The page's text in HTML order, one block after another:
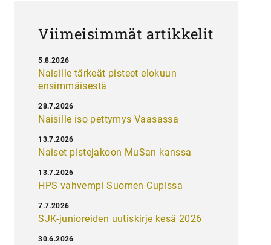
Viimeisimmät artikkelit
Naisille tärkeät pisteet elokuun
ensimmäisestä
5.8.2026
Naisille iso pettymys Vaasassa
28.7.2026
Naiset pistejakoon MuSan kanssa
13.7.2026
HPS vahvempi Suomen Cupissa
13.7.2026
SJK-junioreiden uutiskirje kesä 2026
7.7.2026
30.6.2026